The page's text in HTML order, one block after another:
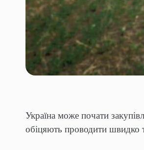
Україна може почати
обіцяють проводити швидко